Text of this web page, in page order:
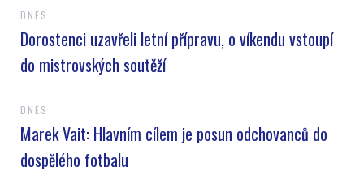
DNES
Dorostenci uzavřeli letní přípravu, o víkendu vstoupí
do mistrovských soutěží
DNES
Marek Vait: Hlavním cílem je posun odchovanců do
dospělého fotbalu